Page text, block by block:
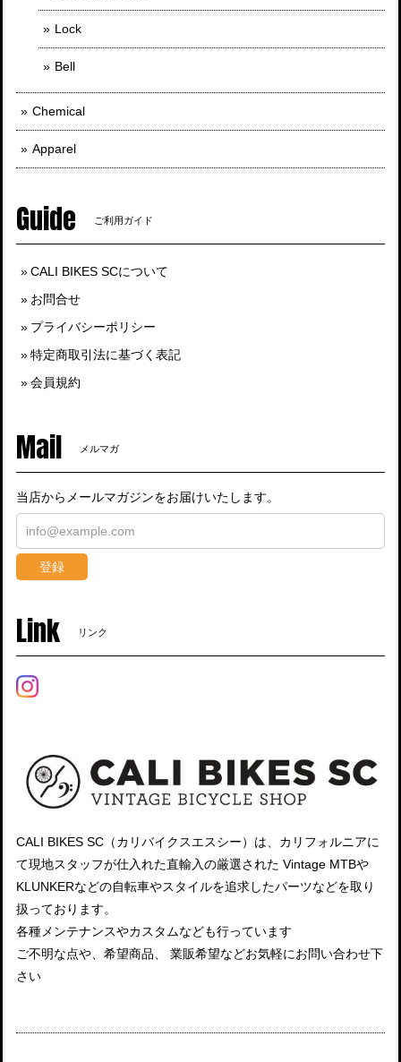
Lock
Bell
Chemical
Apparel
Guide ご利用ガイド
CALI BIKES SCについて
お問合せ
プライバシーポリシー
特定商取引法に基づく表記
会員規約
Mail メルマガ
当店からメールマガジンをお届けいたします。
登録
Link リンク
CALI BIKES SC（カリバイクスエスシー）は、カリフォルニアに
て現地スタッフが仕入れた直輸入の厳選された Vintage MTBや
KLUNKERなどの自転車やスタイルを追求したパーツなどを取り
扱っております。
各種メンテナンスやカスタムなども行っています
ご不明な点や、希望商品、 業販希望などお気軽にお問い合わせ下
さい